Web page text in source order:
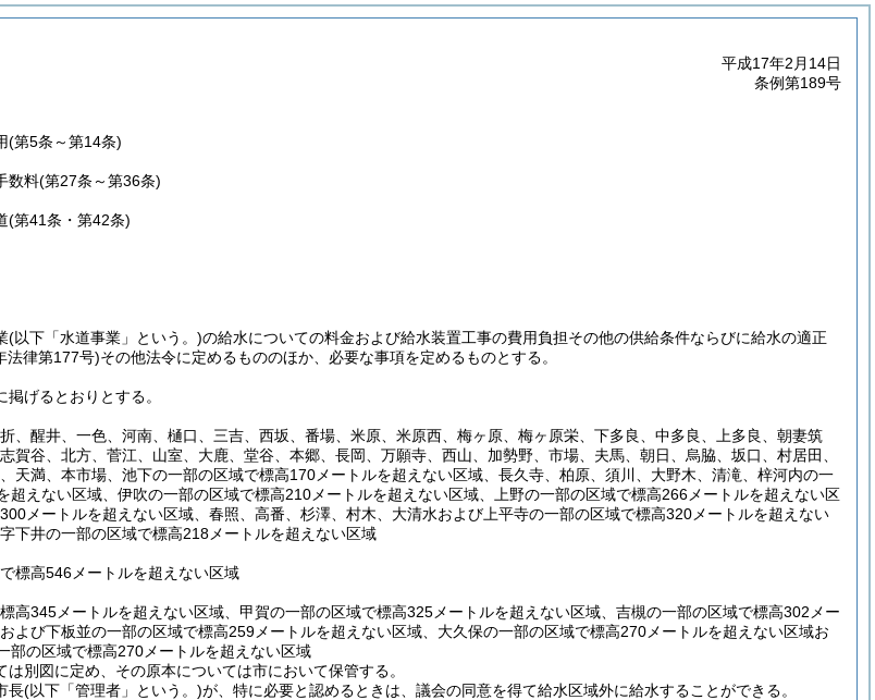
平成17年2月14日
条例第189号
(第5条～第14条)
数料(第27条～第36条)
(第41条・第42条)
(以下「水道事業」という。)の給水についての料金および給水装置工事の費用負担その他の供給条件ならびに給水の適正
法律第177号)その他法令に定めるもののほか、必要な事項を定めるものとする。
げるとおりとする。
、醒井、一色、河南、樋口、三吉、西坂、番場、米原、米原西、梅ヶ原、梅ヶ原栄、下多良、中多良、上多良、朝妻筑
賀谷、北方、菅江、山室、大鹿、堂谷、本郷、長岡、万願寺、西山、加勢野、市場、夫馬、朝日、烏脇、坂口、村居田、
天満、本市場、池下の一部の区域で標高170メートルを超えない区域、長久寺、柏原、須川、大野木、清滝、梓河内の一
超えない区域、伊吹の一部の区域で標高210メートルを超えない区域、上野の一部の区域で標高266メートルを超えない区
メートルを超えない区域、春照、高番、杉澤、村木、大清水および上平寺の一部の区域で標高320メートルを超えない
下井の一部の区域で標高218メートルを超えない区域
標高546メートルを超えない区域
高345メートルを超えない区域、甲賀の一部の区域で標高325メートルを超えない区域、吉槻の一部の区域で標高302メー
よび下板並の一部の区域で標高259メートルを超えない区域、大久保の一部の区域で標高270メートルを超えない区域お
部の区域で標高270メートルを超えない区域
別図に定め、その原本については市において保管する。
長(以下「管理者」という。)が、特に必要と認めるときは、議会の同意を得て給水区域外に給水することができる。